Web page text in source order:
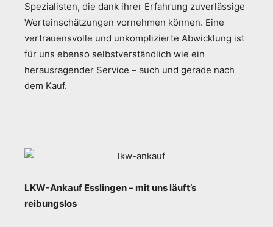
Spezialisten, die dank ihrer Erfahrung zuverlässige
Werteinschätzungen vornehmen können. Eine
vertrauensvolle und unkomplizierte Abwicklung ist
für uns ebenso selbstverständlich wie ein
herausragender Service – auch und gerade nach
dem Kauf.
LKW-Ankauf Esslingen – mit uns läuft’s
reibungslos